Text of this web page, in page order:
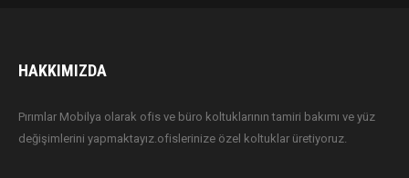
HAKKIMIZDA
Pırımlar Mobilya olarak ofis ve büro koltuklarının tamiri bakımı ve yüz
değişimlerini yapmaktayız.ofislerinize özel koltuklar üretiyoruz.